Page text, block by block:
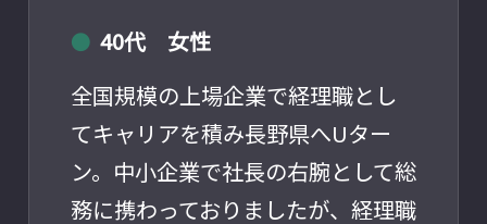
● 40代 女性
全国規模の上場企業で経理職とし
てキャリアを積み長野県へUター
ン。中小企業で社長の右腕として総
務に携わっておりましたが、経理職